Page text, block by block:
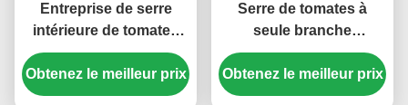
Entreprise de serre
intérieure de tomates
imperméable à l'eau à
vendre avec
assemblage de système
Obtenez le meilleur prix
Serre de tomates à
seule branche
Hydroponie Cultivation
de grandes serres en
verre
Obtenez le meilleur prix